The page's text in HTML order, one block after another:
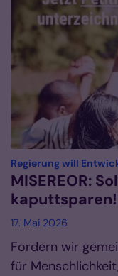
Regierung will
MISEREOR:
kaputtsparen!
17. Mai 2026
Fordern wir
für